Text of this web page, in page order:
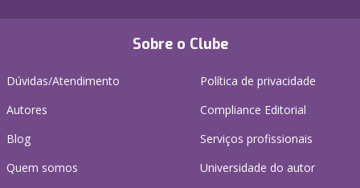
Sobre o Clube
Dúvidas/Atendimento
Autores
Blog
Quem somos
Política de privacidade
Compliance Editorial
Serviços profissionais
Universidade do autor